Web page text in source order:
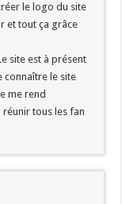
le logo du site
et tout ça grâce
site est à présent
connaître le site
me rend
tous les fan